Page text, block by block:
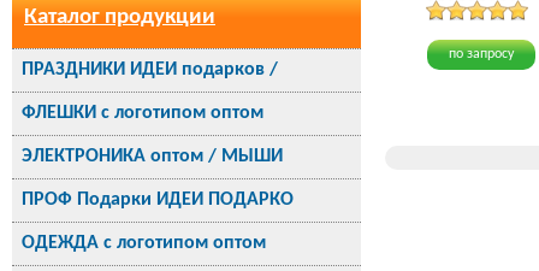
Каталог продукции
ПРАЗДНИКИ ИДЕИ подарков /
ФЛЕШКИ с логотипом оптом
ЭЛЕКТРОНИКА оптом / МЫШИ
ПРОФ Подарки ИДЕИ ПОДАРКО
ОДЕЖДА с логотипом оптом
по запросу